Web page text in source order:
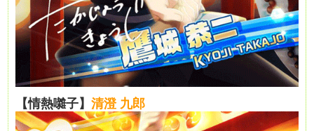
【情熱囃子】 清澄 九郎